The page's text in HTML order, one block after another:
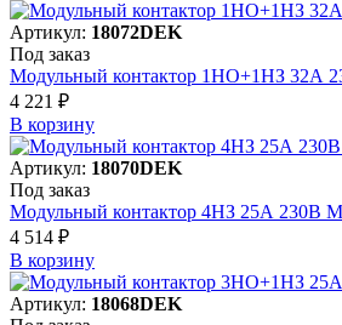
Артикул: 18072DEK
Под заказ
Модульный контактор 1НО+1НЗ 32А
4 221 ₽
В корзинy
Артикул: 18070DEK
Под заказ
Модульный контактор 4НЗ 25А 230В
4 514 ₽
В корзинy
Артикул: 18068DEK